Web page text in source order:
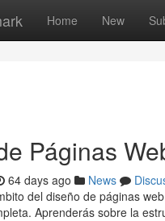
Home New
Páginas
64 days ago News
del diseño de páginas
Aprenderás sobre la